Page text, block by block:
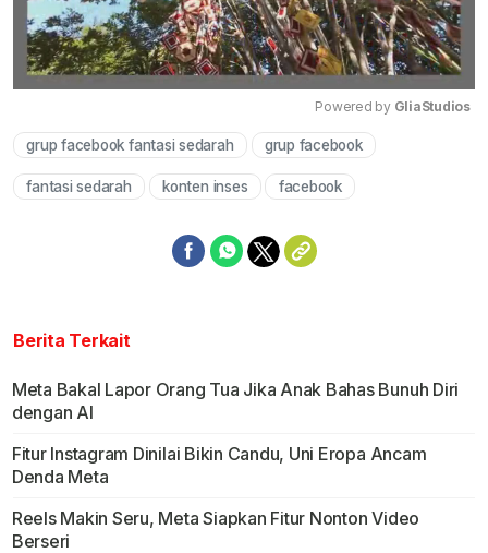
Powered by GliaStudios
grup facebook fantasi sedarah grup facebook
fantasi sedarah konten inses facebook
Berita Terkait
Meta Bakal Lapor Orang Tua Jika Anak Bahas Bunuh Diri
dengan AI
Fitur Instagram Dinilai Bikin Candu, Uni Eropa Ancam
Denda Meta
Reels Makin Seru, Meta Siapkan Fitur Nonton Video
Berseri